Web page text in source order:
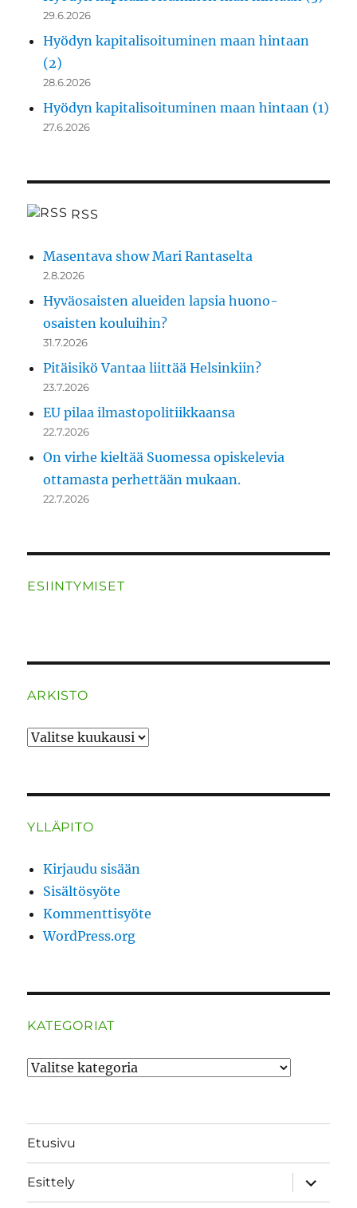
29.6.2026
Hyödyn kapitalisoituminen maan hintaan
(2)
28.6.2026
Hyödyn kapitalisoituminen maan hintaan (1)
27.6.2026
RSS
Masentava show Mari Rantaselta
2.8.2026
Hyväosaisten alueiden lapsia huono-
osaisten kouluihin?
31.7.2026
Pitäisikö Vantaa liittää Helsinkiin?
23.7.2026
EU pilaa ilmastopolitiikkaansa
22.7.2026
On virhe kieltää Suomessa opiskelevia
ottamasta perhettään mukaan.
22.7.2026
ESIINTYMISET
ARKISTO
ARKISTO
YLLÄPITO
Kirjaudu sisään
Sisältösyöte
Kommenttisyöte
WordPress.org
KATEGORIAT
Kategoriat
Etusivu
Esittely
näytä